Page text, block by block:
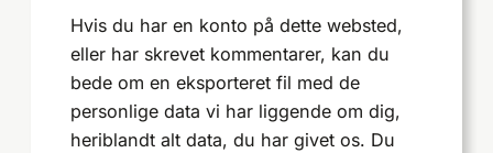
Hvis du har en konto på dette websted,
eller har skrevet kommentarer, kan du
bede om en eksporteret fil med de
personlige data vi har liggende om dig,
heriblandt alt data, du har givet os. Du